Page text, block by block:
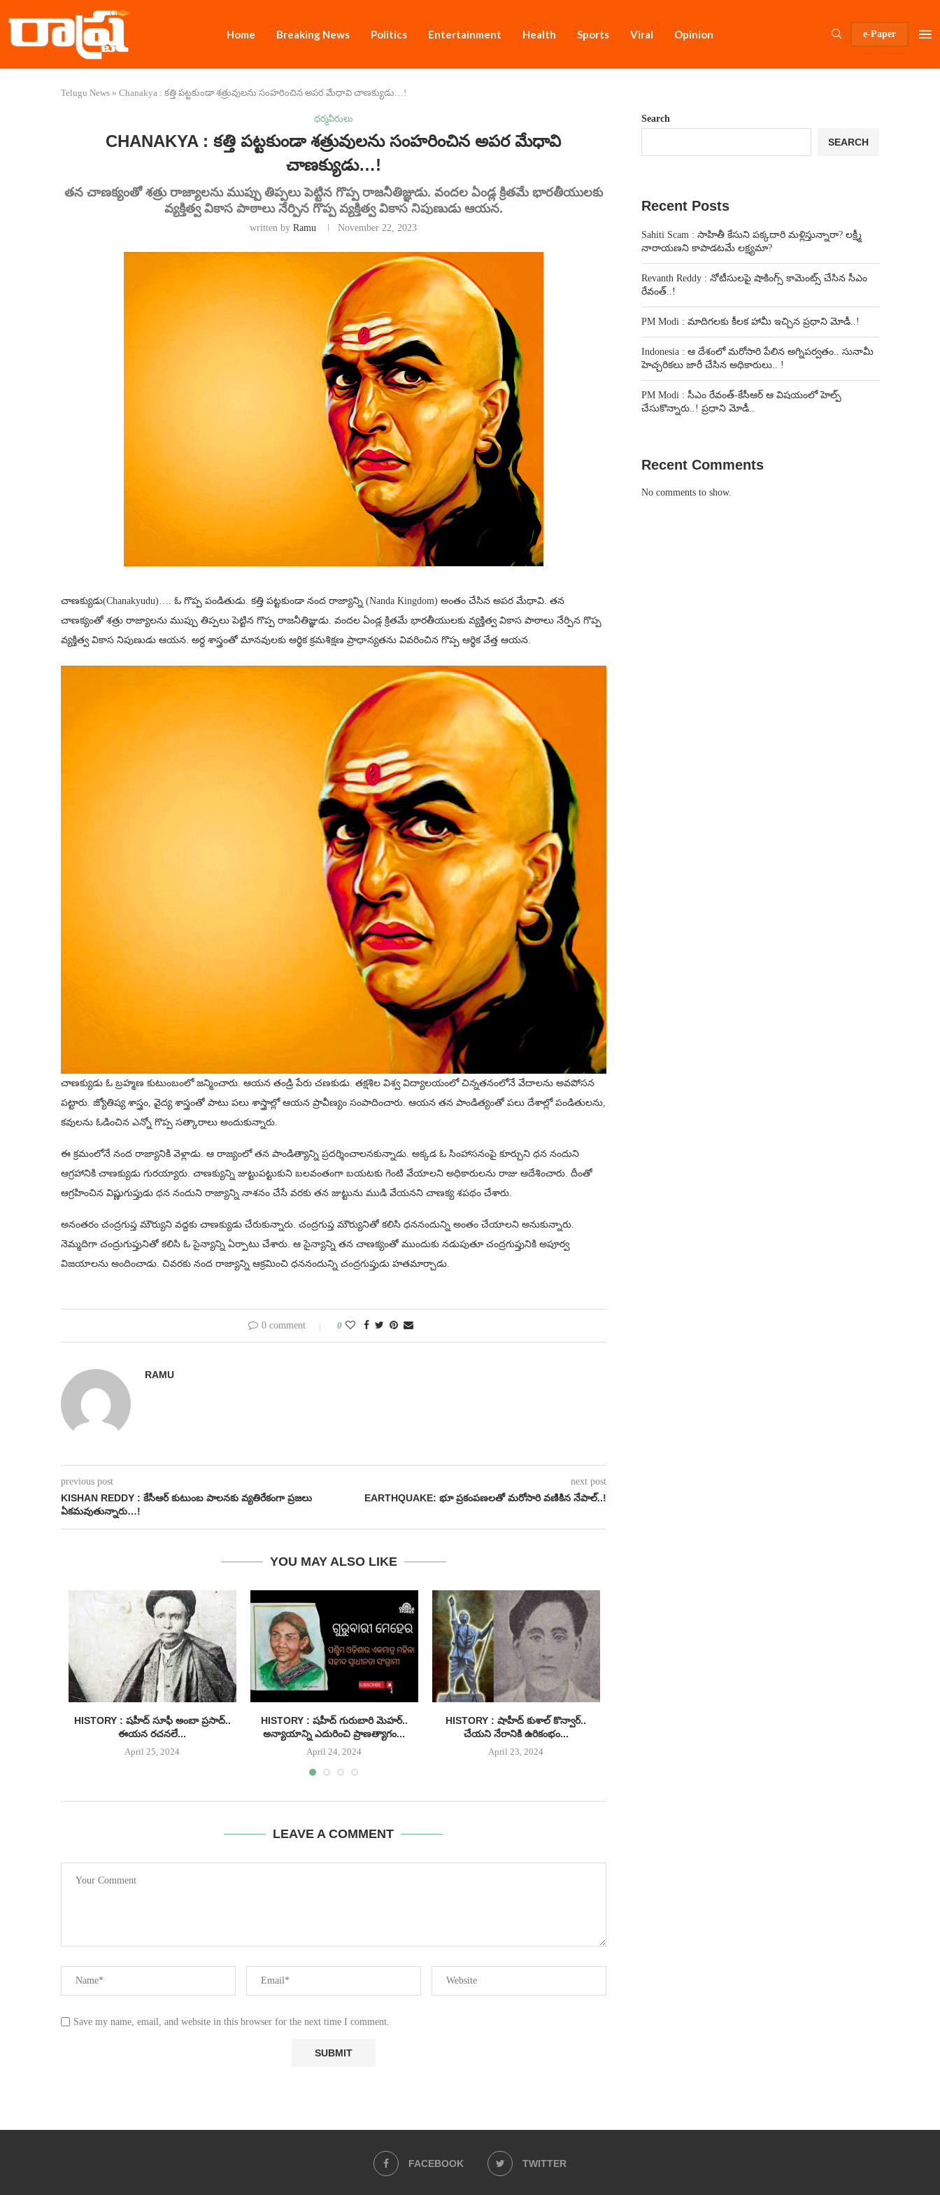
Home Breaking News Politics Entertainment Health Sports Viral Opinion e-Paper
Telugu News » Chanakya : కత్తి పట్టకుండా శత్రువులను సంహరించిన అపర మేధావి చాణక్యుడు…!
ధర్మవీరులు
CHANAKYA : కత్తి పట్టకుండా శత్రువులను సంహరించిన అపర మేధావి
చాణక్యుడు…!
తన చాణక్యంతో శత్రు రాజ్యాలను ముప్పు తిప్పలు పెట్టిన గొప్ప రాజనీతిజ్ఞుడు. వందల ఏండ్ల క్రితమే భారతీయులకు
వ్యక్తిత్వ వికాస పాఠాలు నేర్పిన గొప్ప వ్యక్తిత్వ వికాస నిపుణుడు ఆయన.
written byRamu November 22, 2023
చాణక్యుడు(Chanakyudu)…. ఓ గొప్ప పండితుడు. కత్తి పట్టకుండా నంద రాజ్యాన్ని (Nanda Kingdom) అంతం చేసిన అపర మేధావి. తన
చాణక్యంతో శత్రు రాజ్యాలను ముప్పు తిప్పలు పెట్టిన గొప్ప రాజనీతిజ్ఞుడు. వందల ఏండ్ల క్రితమే భారతీయులకు వ్యక్తిత్వ వికాస పాఠాలు నేర్పిన గొప్ప
వ్యక్తిత్వ వికాస నిపుణుడు ఆయన. అర్ధ శాస్త్రంతో మానవులకు ఆర్థిక క్రమశిక్షణ ప్రాధాన్యతను వివరించిన గొప్ప ఆర్థిక వేత్త ఆయన.
చాణక్యుడు ఓ బ్రహ్మణ కుటుంబంలో జన్మించారు. ఆయన తండ్రి పేరు చణకుడు. తక్షశిల విశ్వ విద్యాలయంలో చిన్నతనంలోనే వేదాలను అవపోసన
పట్టారు. జ్యోతిష్య శాస్త్రం, వైద్య శాస్త్రంతో పాటు పలు శాస్త్రాల్లో ఆయన ప్రావీణ్యం సంపాదించారు. ఆయన తన పాండిత్యంతో పలు దేశాల్లో పండితులను,
కవులను ఓడించిన ఎన్నో గొప్ప సత్కారాలు అందుకున్నారు.
ఈ క్రమంలోనే నంద రాజ్యానికి వెళ్లాడు. ఆ రాజ్యంలో తన పాండిత్యాన్ని ప్రదర్శించాలనకున్నాడు. అక్కడ ఓ సింహాసనంపై కూర్చుని ధన నందుని
ఆగ్రహానికి చాణక్యుడు గురయ్యారు. చాణక్యున్ని జుట్టుపట్టుకుని బలవంతంగా బయటకు గెంటి వేయాలని అధికారులను రాజు ఆదేశించారు. దీంతో
ఆగ్రహించిన విష్ణుగుప్తుడు ధన నందుని రాజ్యాన్ని నాశనం చేసే వరకు తన జుట్టును ముడి వేయనని చాణక్య శపథం చేశారు.
అనంతరం చంద్రగుప్త మౌర్యుని వద్దకు చాణక్యుడు చేరుకున్నారు. చంద్రగుప్త మౌర్యునితో కలిసి ధననందున్ని అంతం చేయాలని అనుకున్నారు.
నెమ్మదిగా చంద్రుగుప్తునితో కలిసి ఓ సైన్యాన్ని ఏర్పాటు చేశారు. ఆ సైన్యాన్ని తన చాణక్యంతో ముందుకు నడుపుతూ చంద్రగుప్తునికి అపూర్వ
విజయాలను అందించాడు. చివరకు నంద రాజ్యాన్ని ఆక్రమించి ధననందున్ని చంద్రగుప్తుడు హతమార్చాడు.
0 comment 0
RAMU
previous post
KISHAN REDDY : కేసీఆర్ కుటుంబ పాలనకు వ్యతిరేకంగా ప్రజలు
ఏకమవుతున్నారు…!
next post
EARTHQUAKE: భూ ప్రకంపణలతో మరోసారి వణికిన నేపాల్..!
YOU MAY ALSO LIKE
HISTORY : షహీద్ సూఫీ అంబా ప్రసాద్..
ఈయన రచనలే...
April 25, 2024
HISTORY : షహీద్ గురుబారి మెహర్..
అన్యాయాన్ని ఎదురించి ప్రాణత్యాగం...
April 24, 2024
HISTORY : షాహీద్ కుశాల్ కొన్వార్..
చేయని నేరానికి ఉరికంభం...
April 23, 2024
LEAVE A COMMENT
Save my name, email, and website in this browser for the next time I comment.
Search
SEARCH
Recent Posts
Sahiti Scam : సాహితీ కేసుని పక్కదారి మళ్లిస్తున్నారా? లక్ష్మీ
నారాయణని కాపాడటమే లక్ష్యమా?
Revanth Reddy : నోటీసులపై షాకింగ్స్ కామెంట్స్ చేసిన సీఎం
రేవంత్..!
PM Modi : మాదిగలకు కీలక హామీ ఇచ్చిన ప్రధాని మోడీ..!
Indonesia : ఆ దేశంలో మరోసారి పేలిన అగ్నిపర్వతం.. సునామీ
హెచ్చరికలు జారీ చేసిన అధికారులు.. !
PM Modi : సీఎం రేవంత్-కేసీఆర్ ఆ విషయంలో హెల్ప్
చేసుకొన్నారు..! ప్రధాని మోడీ..
Recent Comments
No comments to show.
FACEBOOK TWITTER